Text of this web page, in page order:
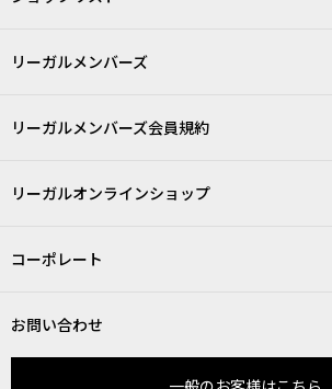
リーガルメンバーズ
リーガルメンバーズ会員規約
リーガルオンラインショップ
コーポレート
お問い合わせ